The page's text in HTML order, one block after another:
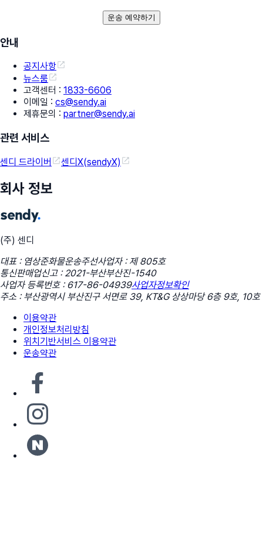
운송 예약하기
안내
공지사항
뉴스룸
고객센터 : 1833-6606
이메일 : cs@sendy.ai
제휴문의 : partner@sendy.ai
관련 서비스
센디 드라이버 센디X(sendyX)
회사 정보
(주) 센디
대표 : 염상준화물운송주선사업자 : 제 805호
통신판매업신고 : 2021-부산부산진-1540
사업자 등록번호 : 617-86-04939사업자정보확인
주소 : 부산광역시 부산진구 서면로 39, KT&G 상상마당 6층 9호, 10호
이용약관
개인정보처리방침
위치기반서비스 이용약관
운송약관